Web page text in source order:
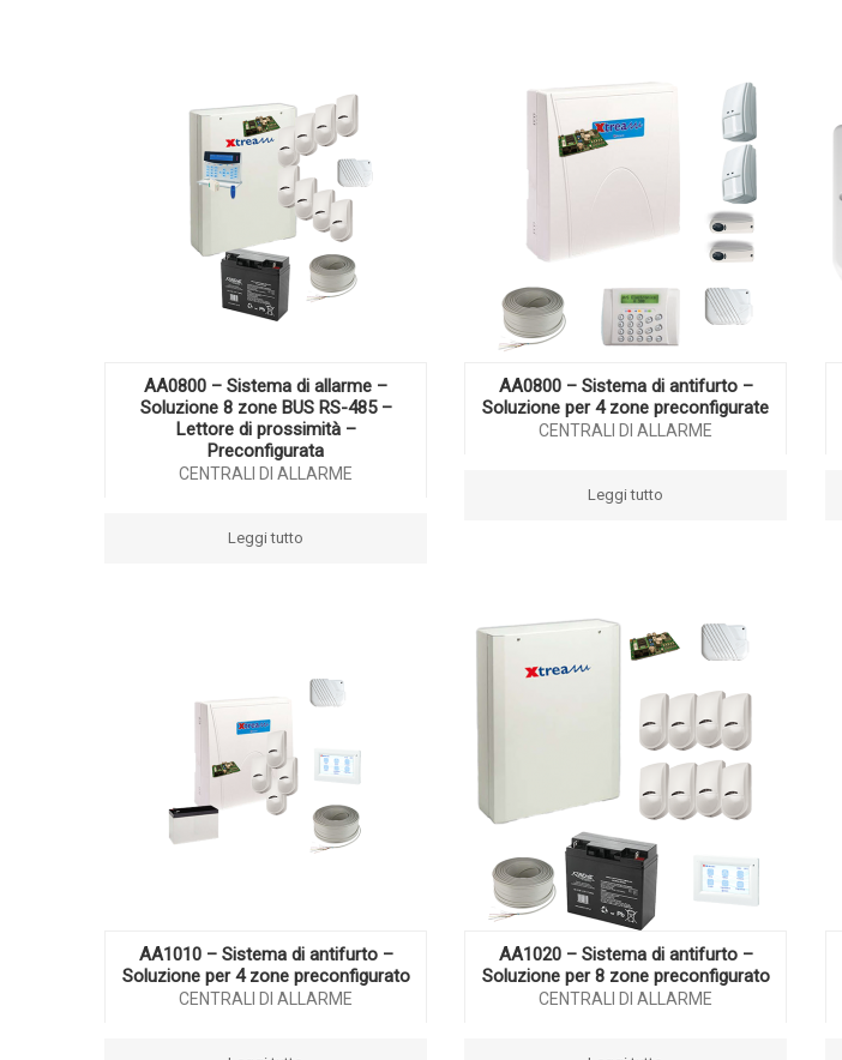
AA0800 – Sistema di allarme –
Soluzione 8 zone BUS RS-485 –
Lettore di prossimità –
Preconfigurata
CENTRALI DI ALLARME
Leggi tutto
AA0800 – Sistema di antifurto –
Soluzione per 4 zone preconfigurate
CENTRALI DI ALLARME
Leggi tutto
AA1010 – Sistema di antifurto –
Soluzione per 4 zone preconfigurato
CENTRALI DI ALLARME
AA1020 – Sistema di antifurto –
Soluzione per 8 zone preconfigurato
CENTRALI DI ALLARME